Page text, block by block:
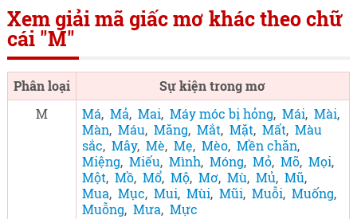
Xem giải mã giấc mơ khác theo chữ
cái "M"
Phân loại
Sự kiện trong mơ
M
Má, Mả, Mai, Máy móc bị hỏng, Mái, Mài,
Màn, Máu, Măng, Mắt, Mặt, Mất, Màu
sắc, Mây, Mè, Mẹ, Mèo, Mền chăn,
Miệng, Miếu, Mình, Móng, Mỏ, Mõ, Mọi,
Một, Mồ, Mổ, Mộ, Mơ, Mù, Mủ, Mũ,
Mua, Mục, Mui, Mùi, Mũi, Muỗi, Muống,
Muỗng, Mưa, Mực